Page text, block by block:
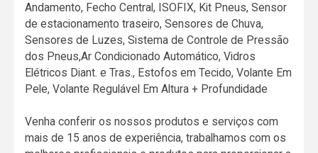
Andamento, Fecho Central, ISOFIX, Kit Pneus, Sensor
de estacionamento traseiro, Sensores de Chuva,
Sensores de Luzes, Sistema de Controle de Pressão
dos Pneus,Ar Condicionado Automático, Vidros
Elétricos Diant. e Tras., Estofos em Tecido, Volante Em
Pele, Volante Regulável Em Altura + Profundidade
Venha conferir os nossos produtos e serviços com
mais de 15 anos de experiência, trabalhamos com os